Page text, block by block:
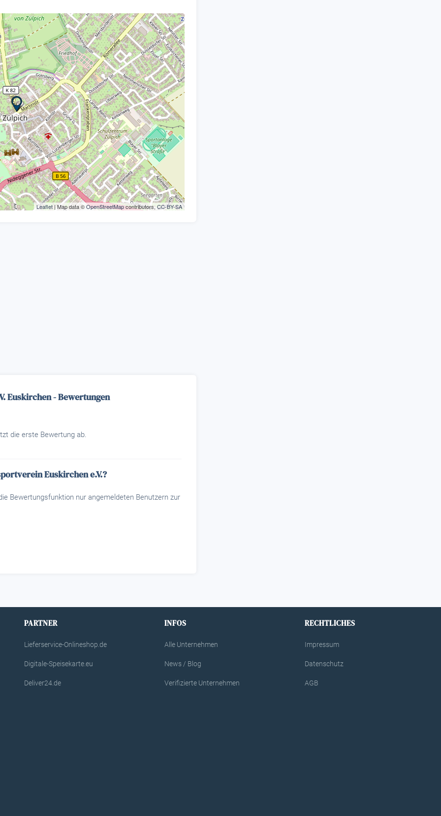
Leaflet | Map data ©OpenStreetMapcontributors,CC-BY-SA
Euskirchen - Bewertungen
die erste Bewertung ab.
Euskirchen e.V.?
Bewertungsfunktion nur angemeldeten Benutzern zur
PARTNER
Lieferservice-Onlineshop.de
Digitale-Speisekarte.eu
Deliver24.de
INFOS
Alle Unternehmen
News / Blog
Verifizierte Unternehmen
RECHTLICHES
Impressum
Datenschutz
AGB